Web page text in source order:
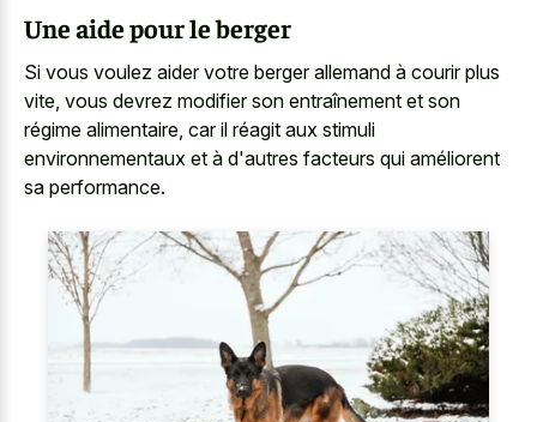
Une aide pour le berger
Si vous voulez aider votre berger allemand à courir plus
vite, vous devrez modifier son entraînement et son
régime alimentaire, car il réagit aux stimuli
environnementaux et à d'autres facteurs qui améliorent
sa performance.